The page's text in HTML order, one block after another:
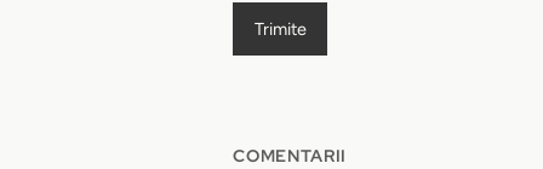
Trimite
COMENTARII